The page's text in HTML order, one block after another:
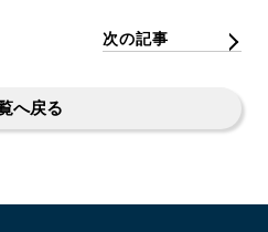
へ戻る
次の記事